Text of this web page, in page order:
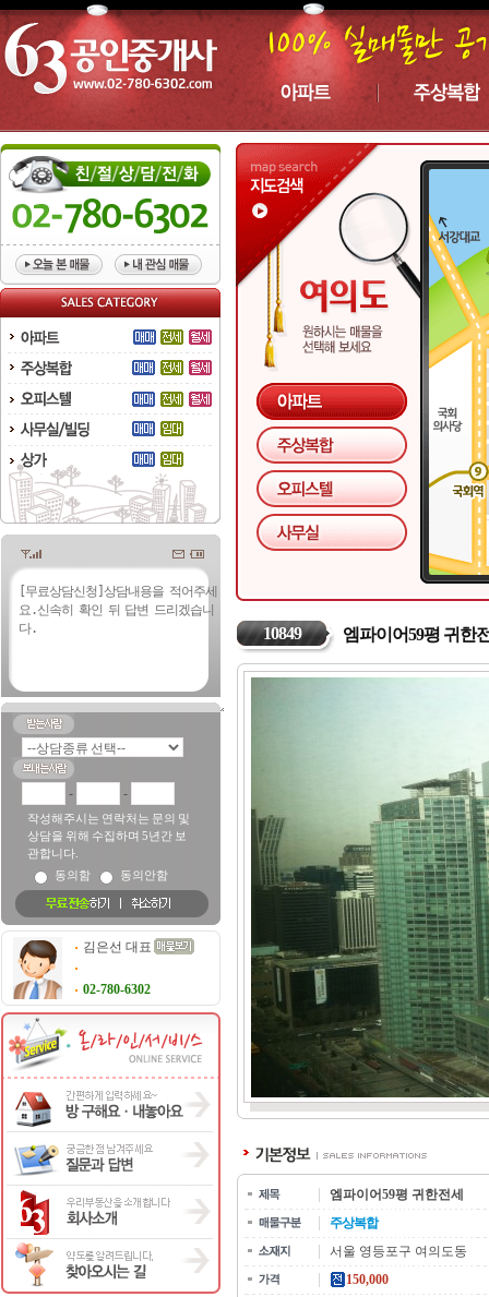
- -
작성해주시는 연락처는 문의 및
상담을 위해 수집하며 5년간 보
관합니다.
동의함
동의안함
김은선 대표
02-780-6302
10849 엠파이어59평 귀한
엠파이어59평 귀한전세
주상복합
서울 영등포구 여의도동
150,000